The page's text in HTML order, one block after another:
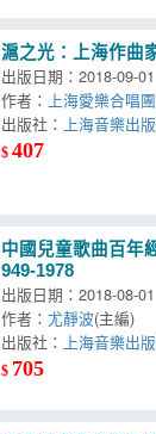
滬之光：上海作曲
出版日期：2018-09-01
作者： 上海愛樂合唱團
出版社： 上海音樂出
$407
中國兒童歌曲百年
949-1978
出版日期：2018-08-01
作者：尤靜波(主編)
出版社： 上海音樂出
$ 705